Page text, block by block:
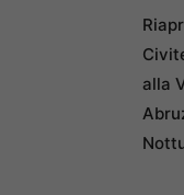
alla